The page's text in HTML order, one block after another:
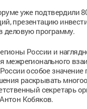
уже подтвердили
презентацию
деловую программу.
России и
межрегионального
особое
раскрывать
секретарь
Кобяков.